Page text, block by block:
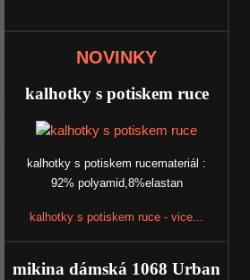
NOVINKY
kalhotky s potiskem ruce
kalhotky s potiskem rucemateriál :
92% polyamid,8%elastan
kalhotky s potiskem ruce - vice...
mikina dámská 1068 Urban